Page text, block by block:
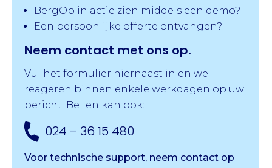
BergOp in actie zien middels een demo?
Een persoonlijke offerte ontvangen?
Neem contact met ons op.
Vul het formulier hiernaast in en we
reageren binnen enkele werkdagen op uw
bericht. Bellen kan ook:
024 – 36 15 480
Voor technische support, neem contact op